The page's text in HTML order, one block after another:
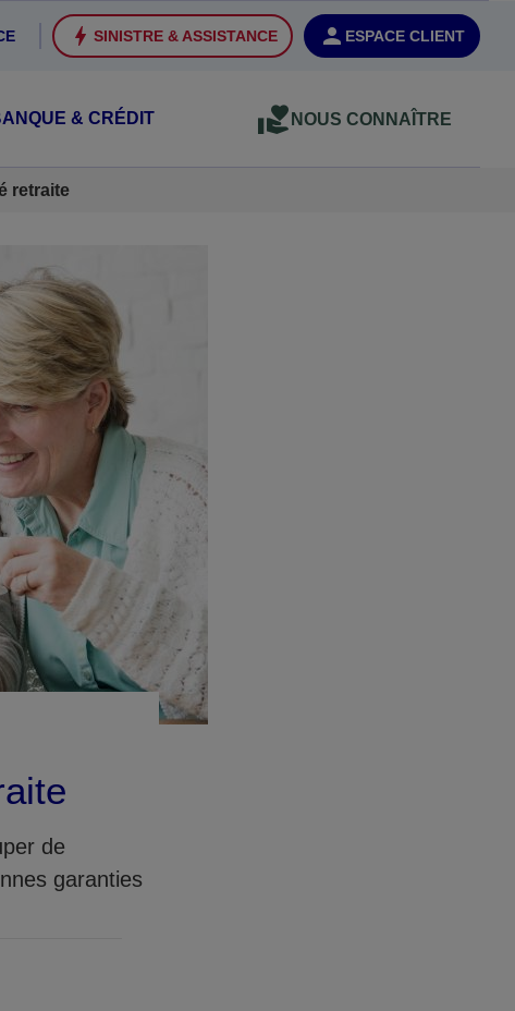
ESPACE CLIENT
SINISTRE & ASSISTANCE
& CRÉDIT NOUS CONNAÎTRE
retraite
de
garanties